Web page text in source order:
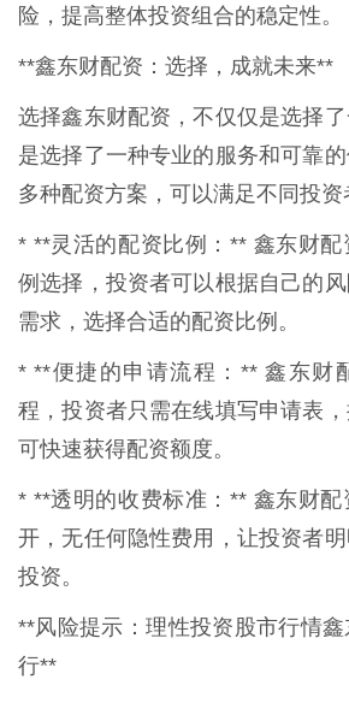
险，提高整体投资组合的稳定性。
**鑫东财配资：选择，成就未来**
选择鑫东财配资，不仅仅是选择
是选择了一种专业的服务和可靠
多种配资方案，可以满足不同投资
* **灵活的配资比例：** 鑫东财
例选择，投资者可以根据自己的
需求，选择合适的配资比例。
* **便捷的申请流程：** 鑫东财
程，投资者只需在线填写申请表
可快速获得配资额度。
* **透明的收费标准：** 鑫东财
开，无任何隐性费用，让投资者
投资。
**风险提示：理性投资股市行情
行**